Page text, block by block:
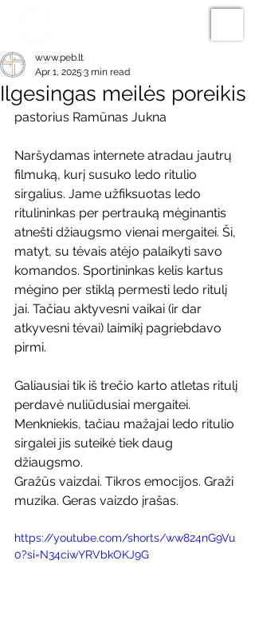
Ilgesingas meilės poreikis
www.peb.lt
Apr 1, 2025 3 min read
pastorius Ramūnas Jukna
Naršydamas internete atradau jautrų
filmuką, kurį susuko ledo ritulio
sirgalius. Jame užfiksuotas ledo
ritulininkas per pertrauką mėginantis
atnešti džiaugsmo vienai mergaitei. Ši,
matyt, su tėvais atėjo palaikyti savo
komandos. Sportininkas kelis kartus
mėgino per stiklą permesti ledo ritulį
jai. Tačiau aktyvesni vaikai (ir dar
atkyvesni tėvai) laimikį pagriebdavo
pirmi.
Galiausiai tik iš trečio karto atletas ritulį
perdavė nuliūdusiai mergaitei.
Menkniekis, tačiau mažajai ledo ritulio
sirgalei jis suteikė tiek daug
džiaugsmo.
Gražūs vaizdai. Tikros emocijos. Graži
muzika. Geras vaizdo įrašas.
https://youtube.com/shorts/ww824nG9Vu
0?si=N34ciwYRVbkOKJ9G